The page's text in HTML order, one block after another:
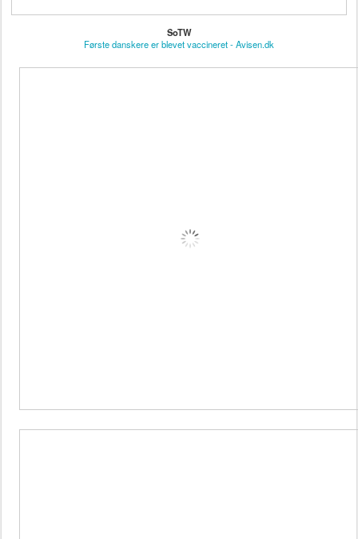
SoTW
Første danskere er blevet vaccineret - Avisen.dk